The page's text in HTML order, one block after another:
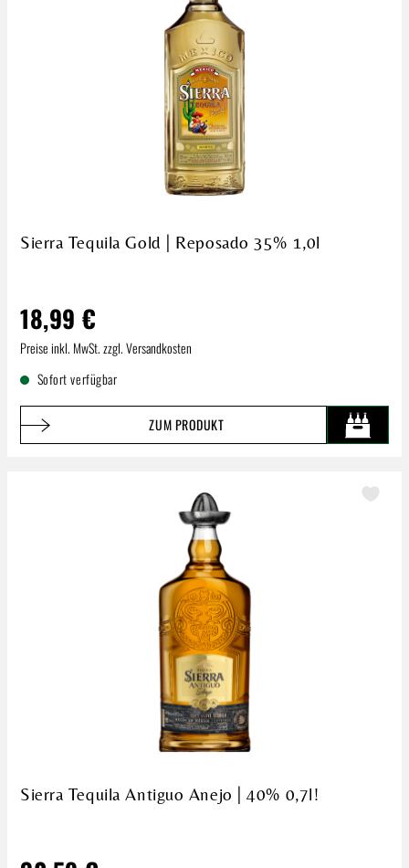
Sierra Tequila Gold | Reposado 35% 1,0l
18,99 €
Regulärer Preis:
Preise inkl. MwSt. zzgl. Versandkosten
Sofort verfügbar
ZUM PRODUKT
Sierra Tequila Antiguo Anejo | 40% 0,7l!